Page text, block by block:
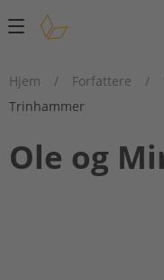
Main
Hjem
/ Forfattere /
Trinhammer
Ole og